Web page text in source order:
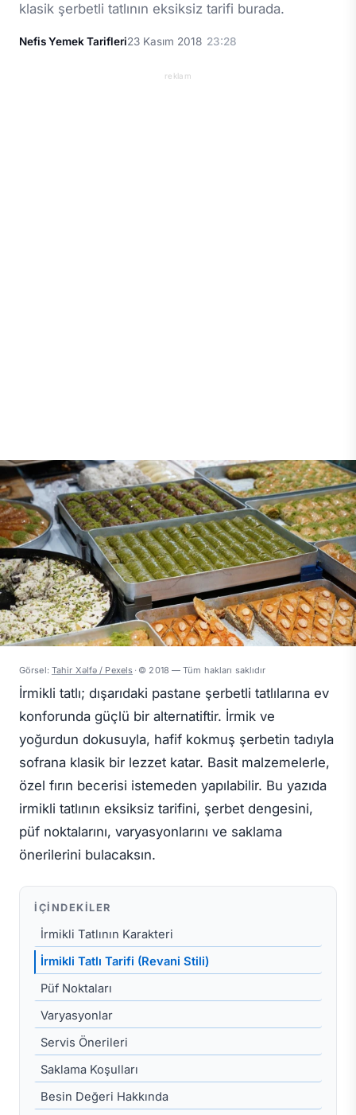
klasik şerbetli tatlının eksiksiz tarifi burada.
Nefis Yemek Tarifleri23 Kasım 2018 23:28
reklam
Görsel: Tahir Xəlfə / Pexels · © 2018 — Tüm hakları saklıdır
İrmikli tatlı; dışarıdaki pastane şerbetli tatlılarına ev
konforunda güçlü bir alternatiftir. İrmik ve
yoğurdun dokusuyla, hafif kokmuş şerbetin tadıyla
sofrana klasik bir lezzet katar. Basit malzemelerle,
özel fırın becerisi istemeden yapılabilir. Bu yazıda
irmikli tatlının eksiksiz tarifini, şerbet dengesini,
püf noktalarını, varyasyonlarını ve saklama
önerilerini bulacaksın.
İÇINDEKILER
İrmikli Tatlının Karakteri
İrmikli Tatlı Tarifi (Revani Stili)
Püf Noktaları
Varyasyonlar
Servis Önerileri
Saklama Koşulları
Besin Değeri Hakkında